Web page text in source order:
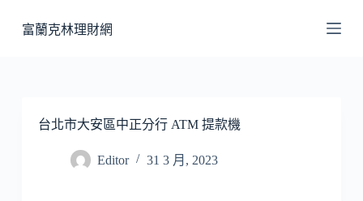
至
富蘭克林理財網
台北市大安區中正分行 ATM 提款機
Editor 31 3 月, 2023